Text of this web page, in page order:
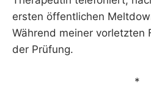
ersten öffentlichen
Während meiner vorletzten
der Prüfung.
*